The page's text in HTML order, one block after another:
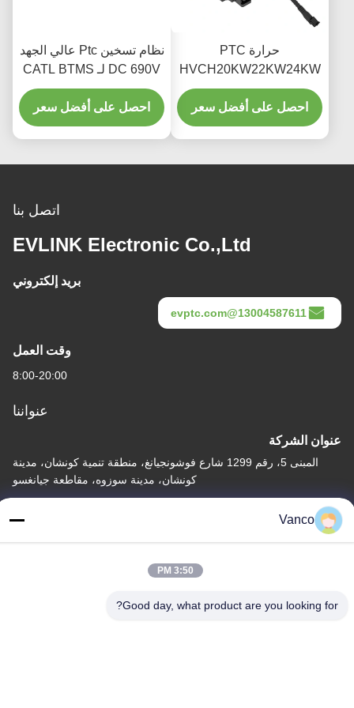
حرارة PTC
HVCH20KW22KW24KW
400V600V800V 8.5kg
حافلة شاحنة آلات البناء
BTMS RBS بطارية تسخين
احصل على أفضل سعر
نظام تسخين Ptc عالي الجهد
DC 690V لـ CATL BTMS
15-35kW
احصل على أفضل سعر
اتصل بنا
EVLINK Electronic Co.,Ltd
بريد إلكتروني
13004587611@evptc.com
وقت العمل
8:00-20:00
عنواننا
عنوان الشركة
المبنى 5، رقم 1299 شارع فوشونجيانغ، منطقة تنمية كونشان، مدينة
كونشان، مدينة سوزوه، مقاطعة جيانغسو
عنوان المصنع
Vanco
3:50 PM
Good day, what product are you looking for?